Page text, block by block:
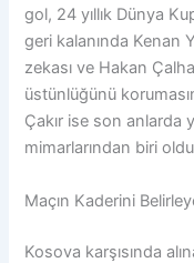
gol, 24 yıllık Dünya
geri kalanında Kenan
zekası ve Hakan
üstünlüğünü
Çakır ise son anlarda
mimarlarından biri
Maçın Kaderini
Kosova karşısında